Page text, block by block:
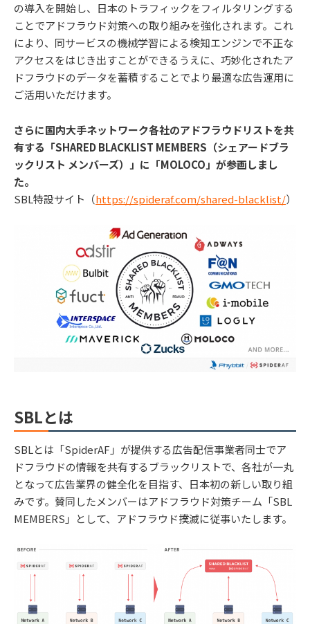
の導入を開始し、日本のトラフィックをフィルタリングする
ことでアドフラウド対策への取り組みを強化されます。これ
により、同サービスの機械学習による検知エンジンで不正な
アクセスをはじき出すことができるうえに、巧妙化されたア
ドフラウドのデータを蓄積することでより最適な広告運用に
ご活用いただけます。
さらに国内大手ネットワーク各社のアドフラウドリストを共
有する「SHARED BLACKLIST MEMBERS（シェアードブラ
ックリスト メンバーズ）」に「MOLOCO」が参画しまし
た。
SBL特設サイト（https://spideraf.com/shared-blacklist/）
SBLとは
SBLとは「SpiderAF」が提供する広告配信事業者同士でア
ドフラウドの情報を共有するブラックリストで、各社が一丸
となって広告業界の健全化を目指す、日本初の新しい取り組
みです。賛同したメンバーはアドフラウド対策チーム「SBL
MEMBERS」として、アドフラウド撲滅に従事いたします。